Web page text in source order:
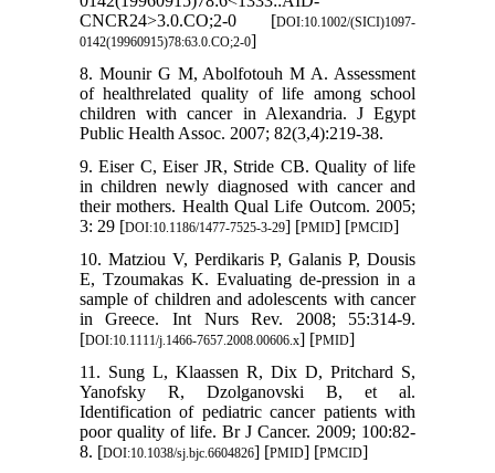
CNCR24>3.0.CO;2-0 [DOI:10.1002/(SICI)1097-
0142(19960915)78:63.0.CO;2-0]
8. Mounir G M, Abolfotouh M A. Assessment
of healthrelated quality of life among school
children with cancer in Alexandria. J Egypt
Public Health Assoc. 2007; 82(3,4):219-38.
9. Eiser C, Eiser JR, Stride CB. Quality of life
in children newly diagnosed with cancer and
their mothers. Health Qual Life Outcom. 2005;
3: 29 [DOI:10.1186/1477-7525-3-29] [PMID] [PMCID]
10. Matziou V, Perdikaris P, Galanis P, Dousis
E, Tzoumakas K. Evaluating de-pression in a
sample of children and adolescents with cancer
in Greece. Int Nurs Rev. 2008; 55:314-9.
[DOI:10.1111/j.1466-7657.2008.00606.x] [PMID]
11. Sung L, Klaassen R, Dix D, Pritchard S,
Yanofsky R, Dzolganovski B, et al.
Identification of pediatric cancer patients with
poor quality of life. Br J Cancer. 2009; 100:82-
8. [DOI:10.1038/sj.bjc.6604826] [PMID] [PMCID]